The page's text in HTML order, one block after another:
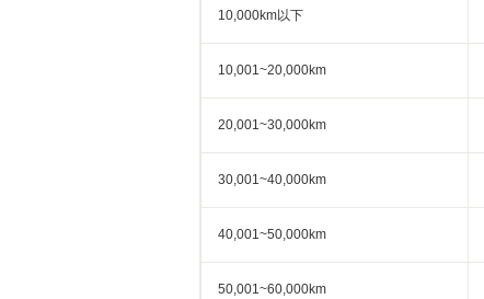
10,000km以下
10,001~20,000km
20,001~30,000km
30,001~40,000km
40,001~50,000km
50,001~60,000km